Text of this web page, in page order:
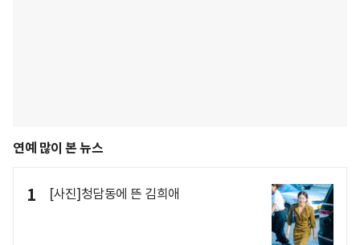
연예 많이 본 뉴스
1 [사진]청담동에 뜬 김희애